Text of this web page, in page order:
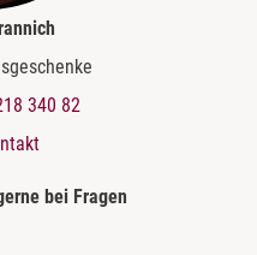
340 82
bei Fragen